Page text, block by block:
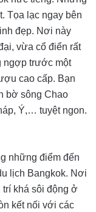
Tọa lạc ngay bên
đẹp. Nơi này
vừa cổ điển rất
ngợp trước một
cao cấp. Bạn
bờ sông Chao
Ý,… tuyệt ngon.
những điểm đến
lịch Bangkok. Nơi
trí khá sôi động ở
kết nối với các